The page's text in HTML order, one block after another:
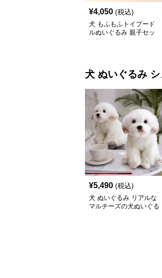
¥4,050 (税込)
犬 もふもふトイプード
ルぬいぐるみ 親子セッ
犬 ぬいぐるみ
¥5,490 (税込)
犬 ぬいぐるみ リアルな
マルチーズの犬ぬいぐる